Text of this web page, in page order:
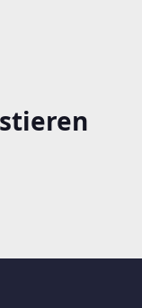
Bitte setzen
Daten, wie
beschrieben,